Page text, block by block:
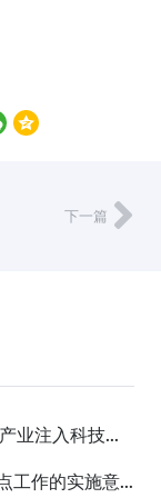
参考，并组
典型经验，
优的敢追场
将继续投身
下一篇
国家首批产业顾问组走进睢县,为辣椒产业注入科技创新活力，助力乡村振兴战略实施！
关于做好2023年全面推进乡村振兴重点工作的实施意见